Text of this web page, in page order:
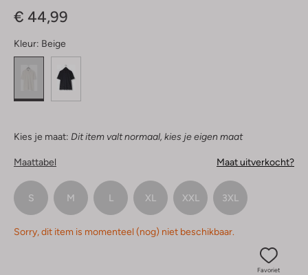
€ 44,99
Kleur: Beige
Kies je maat: Dit item valt normaal, kies je eigen maat
Maattabel Maat uitverkocht?
S M L XL XXL 3XL
Sorry, dit item is momenteel (nog) niet beschikbaar.
Favoriet